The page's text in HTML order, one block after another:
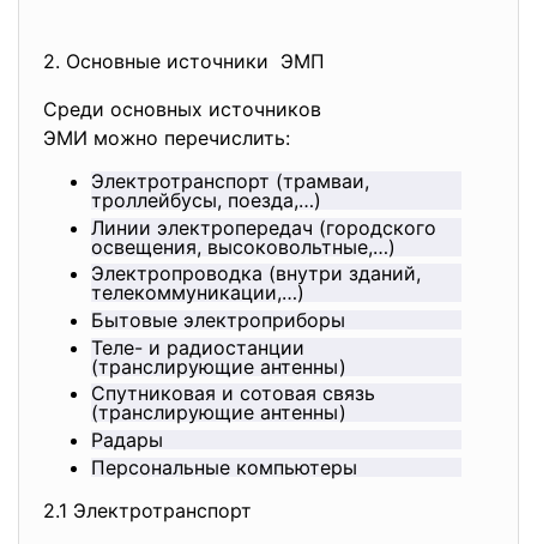
2. Основные источники ЭМП
Среди основных источников
ЭМИ можно перечислить:
Электротранспорт (трамваи,
троллейбусы, поезда,…)
Линии электропередач (городского
освещения, высоковольтные,…)
Электропроводка (внутри зданий,
телекоммуникации,…)
Бытовые электроприборы
Теле- и радиостанции
(транслирующие антенны)
Спутниковая и сотовая связь
(транслирующие антенны)
Радары
Персональные компьютеры
2.1 Электротранспорт